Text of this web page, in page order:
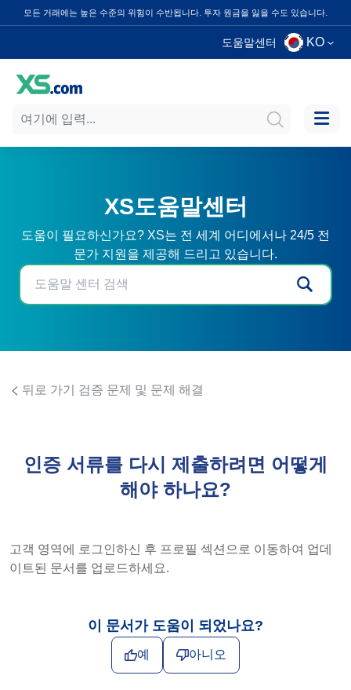
모든 거래에는 높은 수준의 위험이 수반됩니다. 투자 원금을 잃을 수도 있습니다.
도움말센터 KO
XS도움말센터
도움이 필요하신가요? XS는 전 세계 어디에서나 24/5 전
문가 지원을 제공해 드리고 있습니다.
뒤로 가기 검증 문제 및 문제 해결
인증 서류를 다시 제출하려면 어떻게
해야 하나요?
고객 영역에 로그인하신 후 프로필 섹션으로 이동하여 업데
이트된 문서를 업로드하세요.
이 문서가 도움이 되었나요?
예 아니오